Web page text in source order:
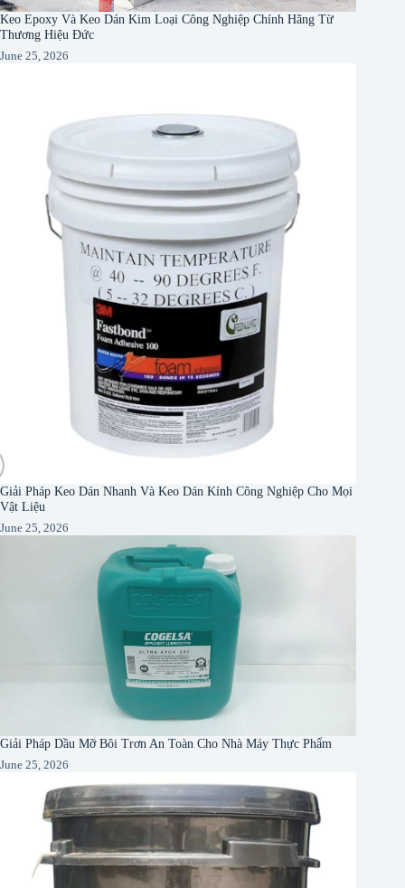
Keo Epoxy Và Keo Dán Kim Loại Công Nghiệp Chính Hãng Từ
Thương Hiệu Đức
June 25, 2026
Giải Pháp Keo Dán Nhanh Và Keo Dán Kính Công Nghiệp Cho Mọi
Vật Liệu
June 25, 2026
Giải Pháp Dầu Mỡ Bôi Trơn An Toàn Cho Nhà Máy Thực Phẩm
June 25, 2026